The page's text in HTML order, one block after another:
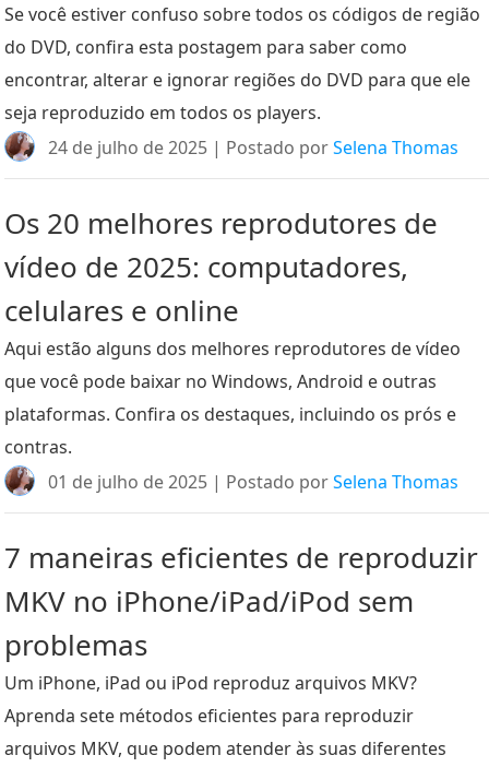
Se você estiver confuso sobre todos os códigos de região
do DVD, confira esta postagem para saber como
encontrar, alterar e ignorar regiões do DVD para que ele
seja reproduzido em todos os players.
24 de julho de 2025 | Postado porSelena Thomas
Os 20 melhores reprodutores de
vídeo de 2025: computadores,
celulares e online
Aqui estão alguns dos melhores reprodutores de vídeo
que você pode baixar no Windows, Android e outras
plataformas. Confira os destaques, incluindo os prós e
contras.
01 de julho de 2025 | Postado porSelena Thomas
7 maneiras eficientes de reproduzir
MKV no iPhone/iPad/iPod sem
problemas
Um iPhone, iPad ou iPod reproduz arquivos MKV?
Aprenda sete métodos eficientes para reproduzir
arquivos MKV, que podem atender às suas diferentes